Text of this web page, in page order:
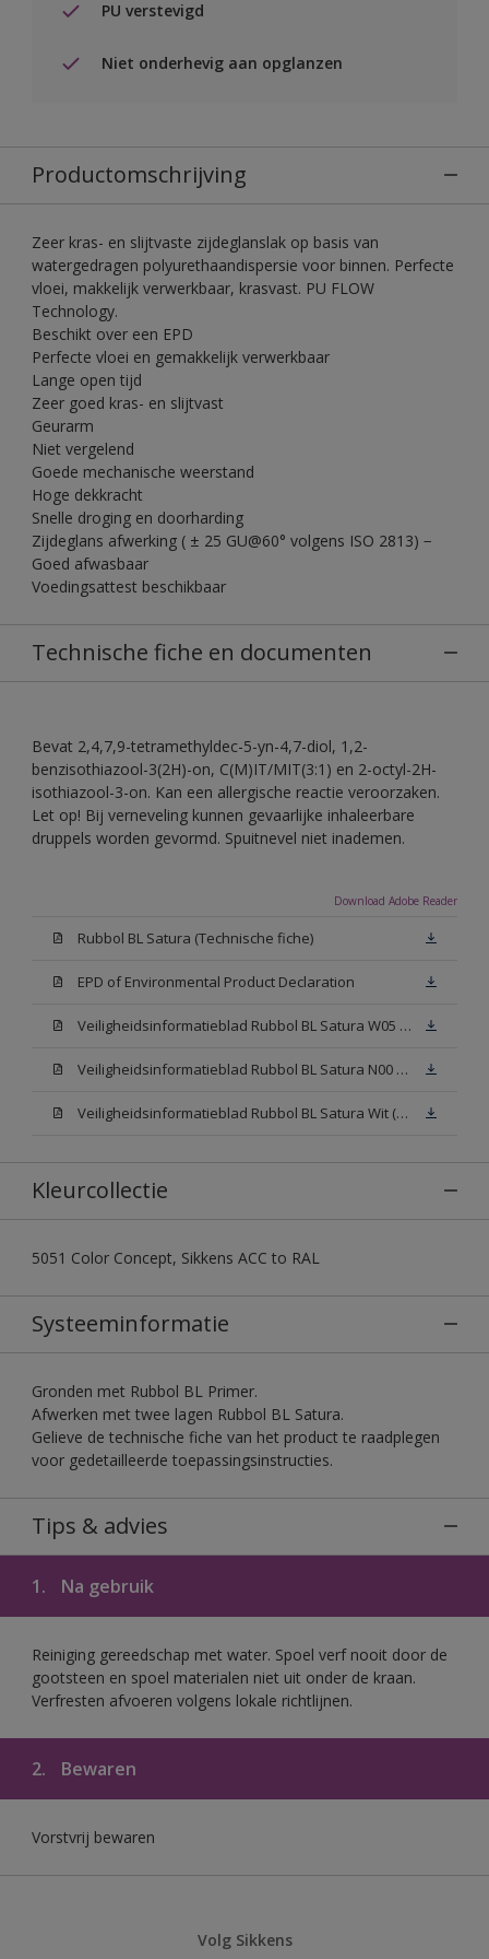
PU verstevigd
Niet onderhevig aan opglanzen
Productomschrijving
Zeer kras- en slijtvaste zijdeglanslak op basis van
watergedragen polyurethaandispersie voor binnen. Perfecte
vloei, makkelijk verwerkbaar, krasvast. PU FLOW
Technology.
Beschikt over een EPD
Perfecte vloei en gemakkelijk verwerkbaar
Lange open tijd
Zeer goed kras- en slijtvast
Geurarm
Niet vergelend
Goede mechanische weerstand
Hoge dekkracht
Snelle droging en doorharding
Zijdeglans afwerking ( ± 25 GU@60° volgens ISO 2813) −
Goed afwasbaar
Voedingsattest beschikbaar
Technische fiche en documenten
Bevat 2,4,7,9-tetramethyldec-5-yn-4,7-diol, 1,2-
benzisothiazool-3(2H)-on, C(M)IT/MIT(3:1) en 2-octyl-2H-
isothiazool-3-on. Kan een allergische reactie veroorzaken.
Let op! Bij verneveling kunnen gevaarlijke inhaleerbare
druppels worden gevormd. Spuitnevel niet inademen.
Download Adobe Reader
Rubbol BL Satura (Technische fiche)
EPD of Environmental Product Declaration
Veiligheidsinformatieblad Rubbol BL Satura W05 (SDS)
Veiligheidsinformatieblad Rubbol BL Satura N00 (SDS)
Veiligheidsinformatieblad Rubbol BL Satura Wit (SDS)
Kleurcollectie
5051 Color Concept, Sikkens ACC to RAL
Systeeminformatie
Gronden met Rubbol BL Primer.
Afwerken met twee lagen Rubbol BL Satura.
Gelieve de technische fiche van het product te raadplegen
voor gedetailleerde toepassingsinstructies.
Tips & advies
1. Na gebruik
Reiniging gereedschap met water. Spoel verf nooit door de
gootsteen en spoel materialen niet uit onder de kraan.
Verfresten afvoeren volgens lokale richtlijnen.
2. Bewaren
Vorstvrij bewaren
Volg Sikkens